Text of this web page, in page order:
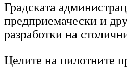
Градската
предприемачески и
разработки на
Целите на пилотните